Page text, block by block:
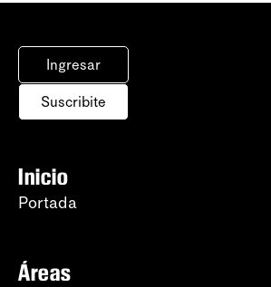
Ingresar
Suscribite
Inicio
Portada
Áreas